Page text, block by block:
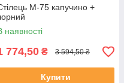
M-75 капучино +
наявності
774,50 ₴ 3 594,50 ₴
Купити